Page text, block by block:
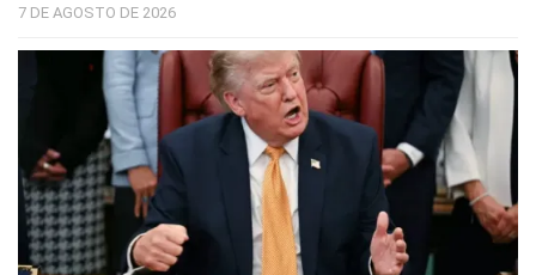
7 DE AGOSTO DE 2026